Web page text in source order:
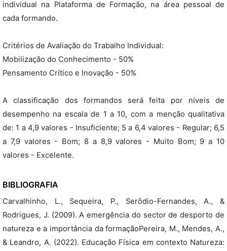
individual na Plataforma de Formação, na área pessoal de
cada formando.
Critérios de Avaliação do Trabalho Individual:
Mobilização do Conhecimento - 50%
Pensamento Crítico e Inovação - 50%
A classificação dos formandos será feita por níveis de
desempenho na escala de 1 a 10, com a menção qualitativa
de: 1 a 4,9 valores - Insuficiente; 5 a 6,4 valores - Regular; 6,5
a 7,9 valores - Bom; 8 a 8,9 valores - Muito Bom; 9 a 10
valores - Excelente.
BIBLIOGRAFIA
Carvalhinho, L., Sequeira, P., Serôdio-Fernandes, A., &
Rodrigues, J. (2009). A emergência do sector de desporto de
natureza e a importância da formaçãoPereira, M., Mendes, A.,
& Leandro, A. (2022). Educação Física em contexto Natureza: